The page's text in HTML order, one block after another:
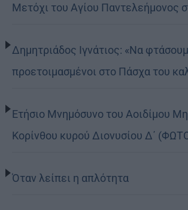
Μετόχι του Αγίου Παντελεήμονος
Δημητριάδος Ιγνάτιος: «Να
προετοιμασμένοι στο Πάσχα του
Ετήσιο Μνημόσυνο του Αοιδίμου
Κορίνθου κυρού Διονυσίου Δ΄
Όταν λείπει η απλότητα